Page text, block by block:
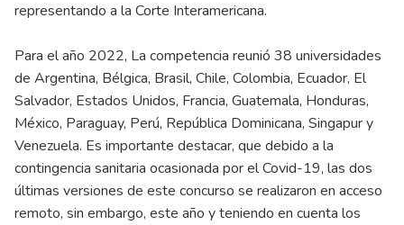
representando a la Corte Interamericana.
Para el año 2022, La competencia reunió 38 universidades
de Argentina, Bélgica, Brasil, Chile, Colombia, Ecuador, El
Salvador, Estados Unidos, Francia, Guatemala, Honduras,
México, Paraguay, Perú, República Dominicana, Singapur y
Venezuela. Es importante destacar, que debido a la
contingencia sanitaria ocasionada por el Covid-19, las dos
últimas versiones de este concurso se realizaron en acceso
remoto, sin embargo, este año y teniendo en cuenta los